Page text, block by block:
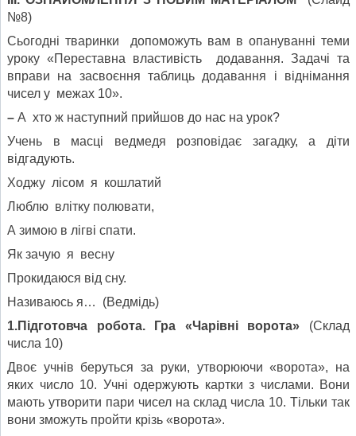
№8)
Сьогодні тваринки допоможуть вам в опануванні теми
уроку «Переставна властивість додавання. Задачі та
вправи на засвоєння таблиць додавання і віднімання
чисел у межах 10».
– А хто ж наступний прийшов до нас на урок?
Учень в масці ведмедя розповідає загадку, а діти
відгадують.
Ходжу лісом я кошлатий
Люблю влітку полювати,
А зимою в лігві спати.
Як зачую я весну
Прокидаюся від сну.
Називаюсь я… (Ведмідь)
1.Підготовча робота. Гра «Чарівні ворота» (Склад
числа 10)
Двоє учнів беруться за руки, утворюючи «ворота», на
яких число 10. Учні одержують картки з числами. Вони
мають утворити пари чисел на склад числа 10. Тільки так
вони зможуть пройти крізь «ворота».